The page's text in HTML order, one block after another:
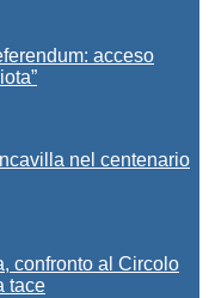
acceso
nel centenario
confronto al Circolo
tace